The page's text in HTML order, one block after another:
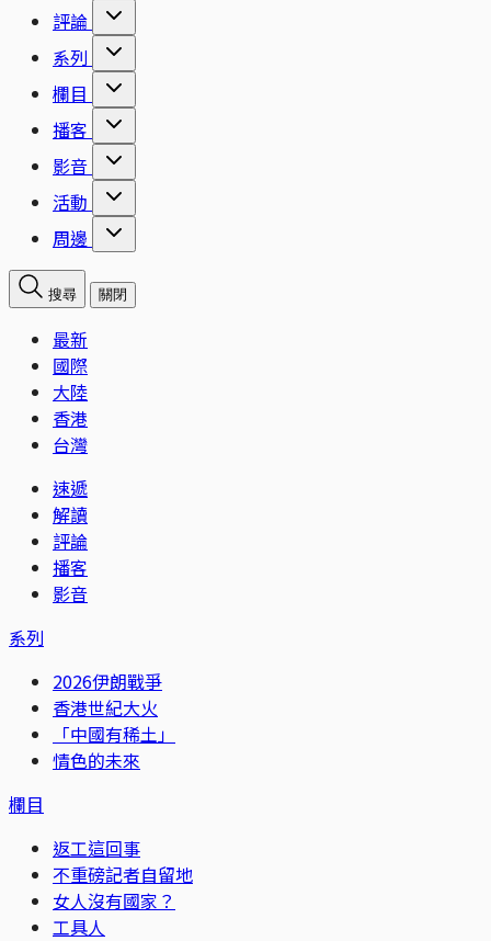
評論
系列
欄目
播客
影音
活動
周邊
搜尋 關閉
最新
國際
大陸
香港
台灣
速遞
解讀
評論
播客
影音
系列
2026伊朗戰爭
香港世紀大火
「中國有稀土」
情色的未來
欄目
返工這回事
不重磅記者自留地
女人沒有國家？
工具人